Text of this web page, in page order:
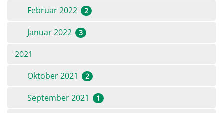
Februar 2022 2
Januar 2022 3
2021
Oktober 2021
2
September 2021 1